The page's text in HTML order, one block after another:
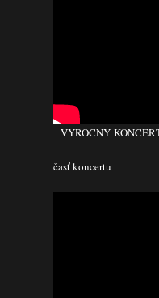
VÝROČNÝ
časť koncertu